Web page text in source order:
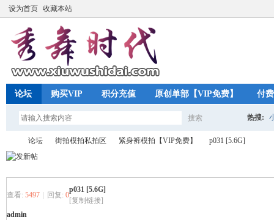
设为首页 收藏本站
论坛 购买VIP 积分充值 原创单部【VIP免费】 付
搜索
搜
热搜:
秀 »
论坛
›
街拍模拍私拍区 紧身裤模拍【VIP免费】 p031 [5.6G]
查看: 5497 回复: 0
p031 [5.6G]
[复制链接]
admin